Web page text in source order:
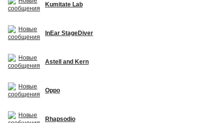
Kumitate Lab
InEar StageDiver
Astell and Kern
Oppo
Rhapsodio